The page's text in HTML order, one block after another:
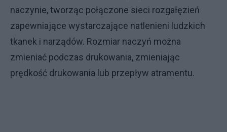
naczynie, tworząc połączone sieci rozgałęzień
zapewniające wystarczające natlenieni ludzkich
tkanek i narządów. Rozmiar naczyń można
zmieniać podczas drukowania, zmieniając
prędkość drukowania lub przepływ atramentu.